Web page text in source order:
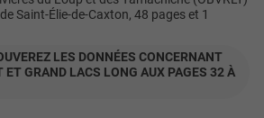
Saint-Élie-de-Caxton, 48 pages et 1
LES DONNÉES CONCERNANT
ET GRAND LACS LONG AUX PAGES 32 À